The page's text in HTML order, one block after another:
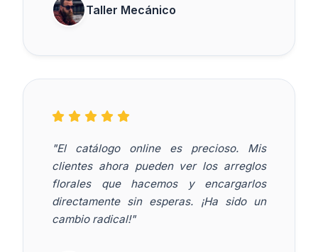
Taller Mecánico
"El catálogo online es precioso. Mis
clientes ahora pueden ver los arreglos
florales que hacemos y encargarlos
directamente sin esperas. ¡Ha sido un
cambio radical!"